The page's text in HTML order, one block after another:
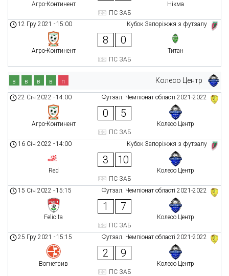
Агро-Континент
Нікма
ПС ЗАБ
Кубок Запоріжжя з футзалу
12 Гру 2021 -15:00
Агро-Континент
8 0
Титан
ПС ЗАБ
Колесо Центр
в в в в п
Футзал. Чемпіонат області 2021-2022
22 Січ 2022 -14:00
Агро-Континент
0 5
Колесо Центр
ПС ЗАБ
Кубок Запоріжжя з футзалу
16 Січ 2022 -14:00
Red
3 10
Колесо Центр
ПС ЗАБ
Футзал. Чемпіонат області 2021-2022
15 Січ 2022 -15:15
Felicita
1 7
Колесо Центр
ПС ЗАБ
Футзал. Чемпіонат області 2021-2022
25 Гру 2021 -15:15
Вогнетрив
2 9
Колесо Центр
ПС ЗАБ